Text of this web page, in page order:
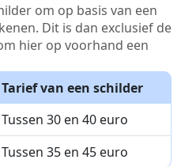
om op basis van een
Dit is dan exclusief de
hier op voorhand een
Tarief van een schilder
Tussen 30 en 40 euro
Tussen 35 en 45 euro